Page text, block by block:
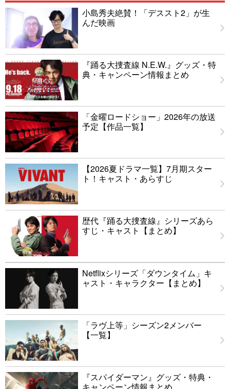
小島秀夫絶賛！「デススト2」が生
んだ映画
『踊る大捜査線 N.E.W.』グッズ・特
典・キャンペーン情報まとめ
「金曜ロードショー」2026年の放送
予定【作品一覧】
【2026夏ドラマ一覧】7月期スター
ト！キャスト・あらすじ
歴代『踊る大捜査線』シリーズあら
すじ・キャスト【まとめ】
Netflixシリーズ「ダウンタイム」キ
ャスト・キャラクター【まとめ】
「ラヴ上等」シーズン2メンバー
【一覧】
『スパイダーマン』グッズ・特典・
キャンペーン情報まとめ